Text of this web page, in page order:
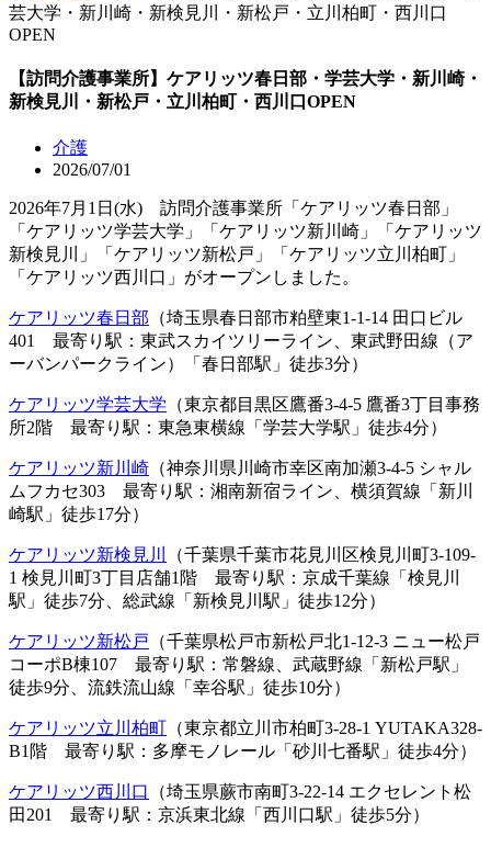
芸大学・新川崎・新検見川・新松戸・立川柏町・西川口
OPEN
【訪問介護事業所】ケアリッツ春日部・学芸大学・新川崎・
新検見川・新松戸・立川柏町・西川口OPEN
介護
2026/07/01
2026年7月1日(水) 訪問介護事業所「ケアリッツ春日部」
「ケアリッツ学芸大学」「ケアリッツ新川崎」「ケアリッツ
新検見川」「ケアリッツ新松戸」「ケアリッツ立川柏町」
「ケアリッツ西川口」がオープンしました。
ケアリッツ春日部 （埼玉県春日部市粕壁東1-1-14 田口ビル
401 最寄り駅：東武スカイツリーライン、東武野田線（ア
ーバンパークライン）「春日部駅」徒歩3分）
ケアリッツ学芸大学 （東京都目黒区鷹番3-4-5 鷹番3丁目事務
所2階 最寄り駅：東急東横線「学芸大学駅」徒歩4分）
ケアリッツ新川崎 （神奈川県川崎市幸区南加瀬3-4-5 シャル
ムフカセ303 最寄り駅：湘南新宿ライン、横須賀線「新川
崎駅」徒歩17分）
ケアリッツ新検見川
（千葉県千葉市花見川区検見川町3-109-
1 検見川町3丁目店舗1階 最寄り駅：京成千葉線「検見川
駅」徒歩7分、総武線「新検見川駅」徒歩12分）
ケアリッツ新松戸 （千葉県松戸市新松戸北1-12-3 ニュー松戸
コーポB棟107 最寄り駅：常磐線、武蔵野線「新松戸駅」
徒歩9分、流鉄流山線「幸谷駅」徒歩10分）
ケアリッツ立川柏町 （東京都立川市柏町3-28-1 YUTAKA328-
B1階 最寄り駅：多摩モノレール「砂川七番駅」徒歩4分）
ケアリッツ西川口
（埼玉県蕨市南町3-22-14 エクセレント松
田201 最寄り駅：京浜東北線「西川口駅」徒歩5分）